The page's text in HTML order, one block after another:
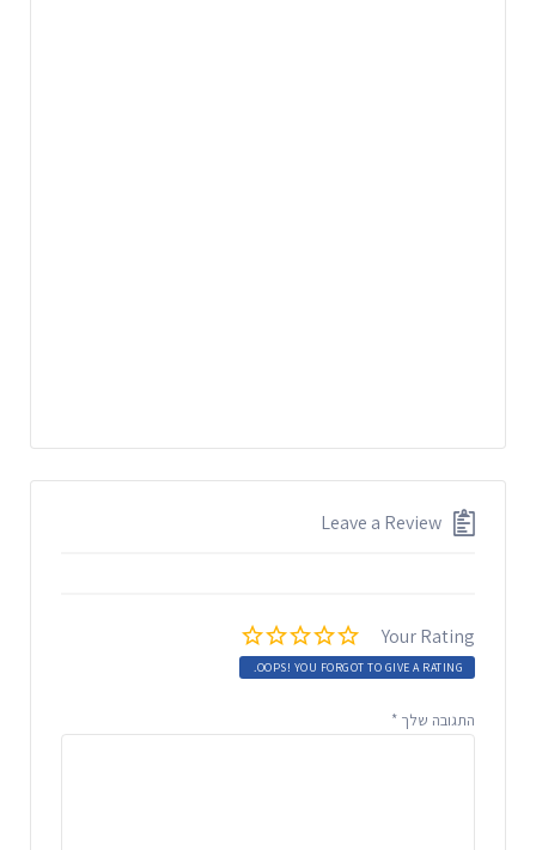
Leave a Review
Your Rating
OOPS! YOU FORGOT TO GIVE A RATING.
התגובה שלך *